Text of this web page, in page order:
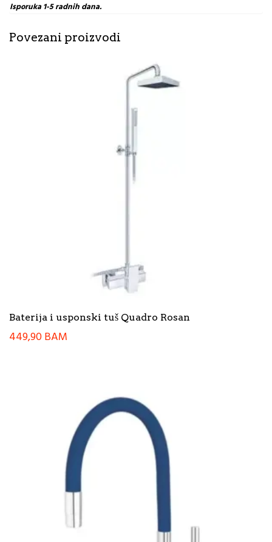
Isporuka 1-5 radnih dana.
Povezani proizvodi
Baterija i usponski tuš Quadro Rosan
449,90BAM